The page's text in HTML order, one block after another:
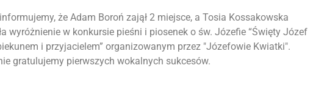
że Adam Boroń zajął 2 miejsce, a Tosia Kossakowska
wyróżnienie w konkursie pieśni i piosenek o św. Józefie “Święty Józef
i przyjacielem” organizowanym przez "Józefowie Kwiatki".
gratulujemy pierwszych wokalnych sukcesów.